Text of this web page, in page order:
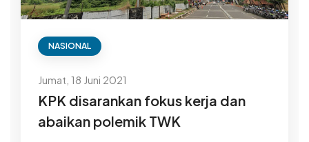
NASIONAL
Jumat, 18 Juni 2021
KPK disarankan fokus kerja dan
abaikan polemik TWK